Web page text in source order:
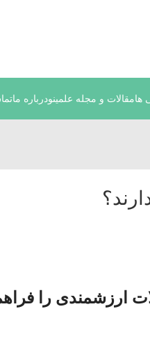
هامقالات و مجله علمینودرباره ما
ارزشمندی را